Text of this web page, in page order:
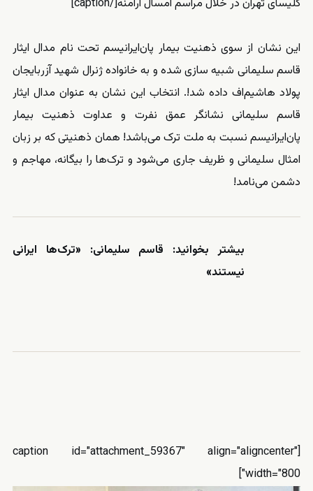
کلیسای تهران در خلال مراسم امسال ارامنه[/caption]
این نشان از سوی ذهنیت بیمار پان‌ایرانیسم تحت نام مدال ایثار
قاسم سلیمانی شبیه سازی شده و به خانواده ژنرال شهید آزربایجان
پولاد هاشیم‌اف داده شد!. انتخاب این نشان به عنوان مدال ایثار
قاسم سلیمانی نشانگر عمق نفرت و عداوت ذهنیت بیمار
پان‌ایرانیسم نسبت به ملت ترک می‌باشد! همان ذهنیتی که بر زبان
امثال سلیمانی و ظریف جاری می‌شود و ترک‌ها را بیگانه، مهاجم و
دشمن می‌نامد!
بیشتر بخوانید: قاسم سلیمانی: «ترک‌ها ایرانی
نیستند»
[caption id="attachment_59367" align="aligncenter"
width="800"]